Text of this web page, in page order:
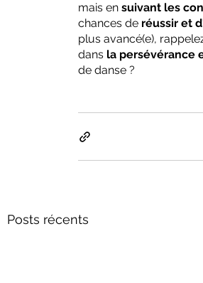
mais en suivant les
chances de réussir et
plus avancé(e),
dans la persévérance
de danse ?
Posts récents